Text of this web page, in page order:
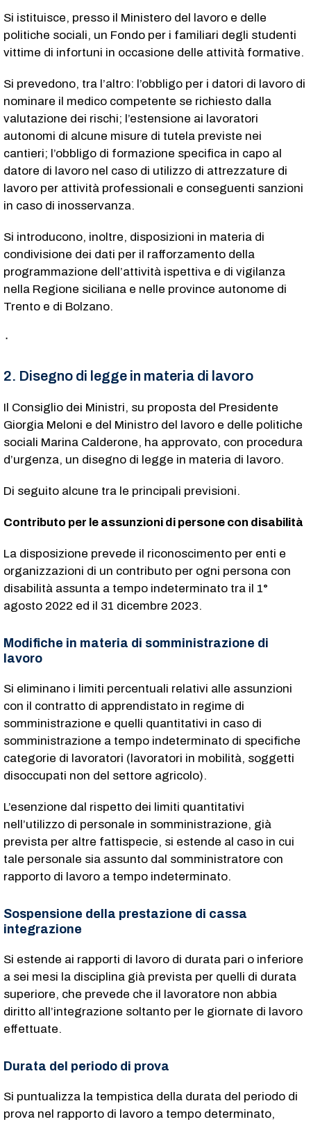
Si istituisce, presso il Ministero del lavoro e delle
politiche sociali, un Fondo per i familiari degli studenti
vittime di infortuni in occasione delle attività formative.
Si prevedono, tra l’altro: l’obbligo per i datori di lavoro di
nominare il medico competente se richiesto dalla
valutazione dei rischi; l’estensione ai lavoratori
autonomi di alcune misure di tutela previste nei
cantieri; l’obbligo di formazione specifica in capo al
datore di lavoro nel caso di utilizzo di attrezzature di
lavoro per attività professionali e conseguenti sanzioni
in caso di inosservanza.
Si introducono, inoltre, disposizioni in materia di
condivisione dei dati per il rafforzamento della
programmazione dell’attività ispettiva e di vigilanza
nella Regione siciliana e nelle province autonome di
Trento e di Bolzano.
٠
2. Disegno di legge in materia di lavoro
Il Consiglio dei Ministri, su proposta del Presidente
Giorgia Meloni e del Ministro del lavoro e delle politiche
sociali Marina Calderone, ha approvato, con procedura
d’urgenza, un disegno di legge in materia di lavoro.
Di seguito alcune tra le principali previsioni.
Contributo per le assunzioni di persone con disabilità
La disposizione prevede il riconoscimento per enti e
organizzazioni di un contributo per ogni persona con
disabilità assunta a tempo indeterminato tra il 1°
agosto 2022 ed il 31 dicembre 2023.
Modifiche in materia di somministrazione di
lavoro
Si eliminano i limiti percentuali relativi alle assunzioni
con il contratto di apprendistato in regime di
somministrazione e quelli quantitativi in caso di
somministrazione a tempo indeterminato di specifiche
categorie di lavoratori (lavoratori in mobilità, soggetti
disoccupati non del settore agricolo).
L’esenzione dal rispetto dei limiti quantitativi
nell’utilizzo di personale in somministrazione, già
prevista per altre fattispecie, si estende al caso in cui
tale personale sia assunto dal somministratore con
rapporto di lavoro a tempo indeterminato.
Sospensione della prestazione di cassa
integrazione
Si estende ai rapporti di lavoro di durata pari o inferiore
a sei mesi la disciplina già prevista per quelli di durata
superiore, che prevede che il lavoratore non abbia
diritto all’integrazione soltanto per le giornate di lavoro
effettuate.
Durata del periodo di prova
Si puntualizza la tempistica della durata del periodo di
prova nel rapporto di lavoro a tempo determinato,